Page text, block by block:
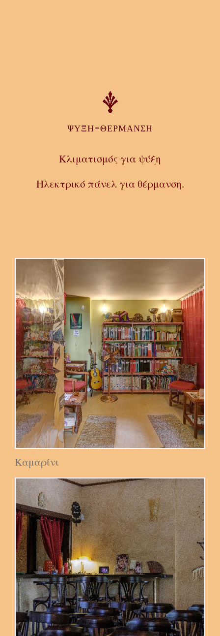
ΨΥΞΗ-ΘΕΡΜΑΝΣΗ
Κλιματισμός για ψύξη
Ηλεκτρικό πάνελ για θέρμανση.
Καμαρίνι